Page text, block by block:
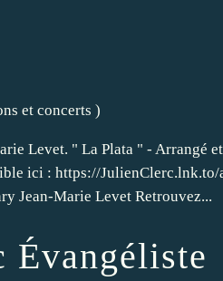
et concerts )
Levet. " La Plata " - Arrangé
ici : https://
Jean-Marie Levet Retrouvez...
Évangéliste